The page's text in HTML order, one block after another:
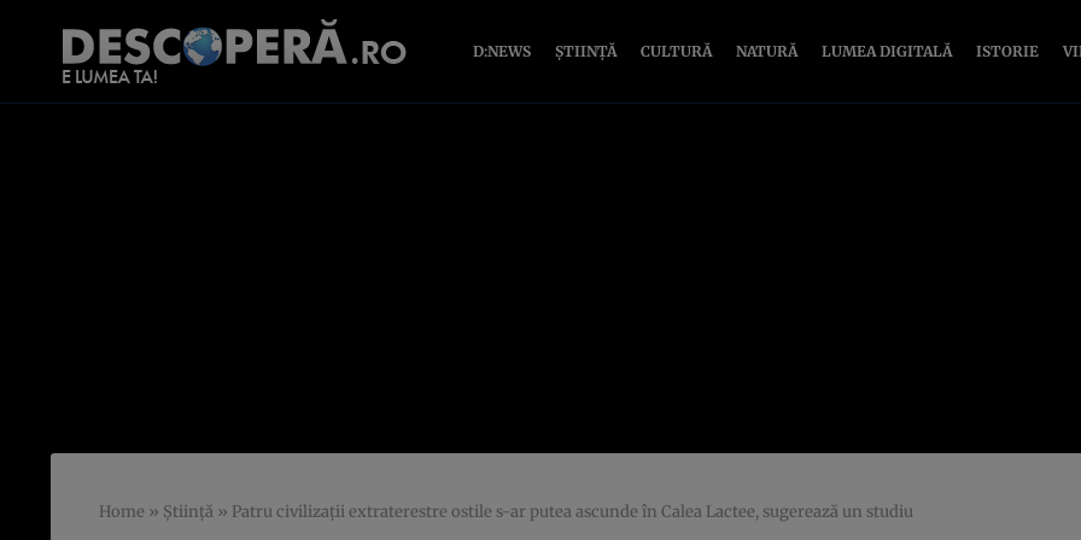
D:NEWS ȘTIINȚĂ CULTURĂ NATURĂ LUMEA DIGITALĂ ISTORIE
Home » Știință » Patru civilizații extraterestre ostile s-ar putea ascunde în Calea Lactee, sugerează un studiu